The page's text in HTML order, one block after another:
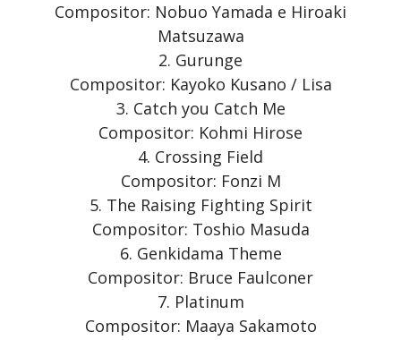
Compositor: Nobuo Yamada e Hiroaki
Matsuzawa
2. Gurunge
Compositor: Kayoko Kusano / Lisa
3. Catch you Catch Me
Compositor: Kohmi Hirose
4. Crossing Field
Compositor: Fonzi M
5. The Raising Fighting Spirit
Compositor: Toshio Masuda
6. Genkidama Theme
Compositor: Bruce Faulconer
7. Platinum
Compositor: Maaya Sakamoto